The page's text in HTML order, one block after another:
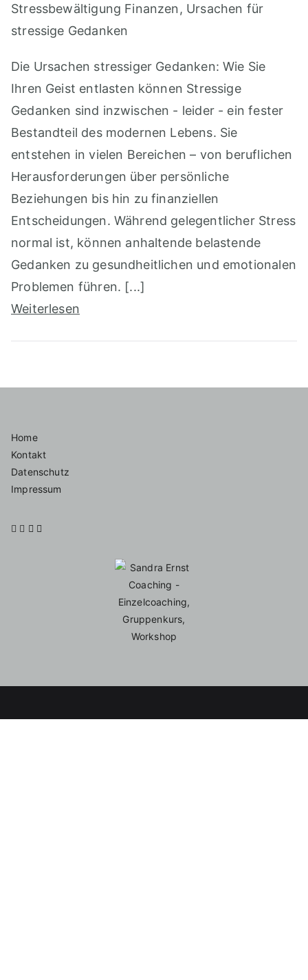
Stressbewältigung Finanzen, Ursachen für
stressige Gedanken
Die Ursachen stressiger Gedanken: Wie Sie
Ihren Geist entlasten können Stressige
Gedanken sind inzwischen - leider - ein fester
Bestandteil des modernen Lebens. Sie
entstehen in vielen Bereichen – von beruflichen
Herausforderungen über persönliche
Beziehungen bis hin zu finanziellen
Entscheidungen. Während gelegentlicher Stress
normal ist, können anhaltende belastende
Gedanken zu gesundheitlichen und emotionalen
Problemen führen. [...]
Weiterlesen
Home
Kontakt
Datenschutz
Impressum